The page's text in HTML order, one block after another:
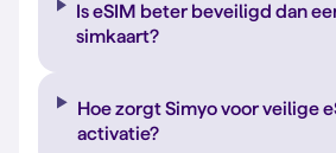
Is eSIM beter beveiligd dan
simkaart?
Hoe zorgt Simyo voor veilige
activatie?